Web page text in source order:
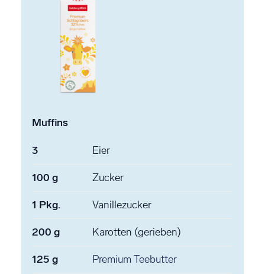
Muffins
3 Eier
100 g Zucker
1 Pkg. Vanillezucker
200 g Karotten (gerieben)
125 g Premium Teebutter